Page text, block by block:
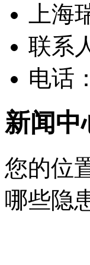
上
联系
电话
新闻中
您的位
哪些隐